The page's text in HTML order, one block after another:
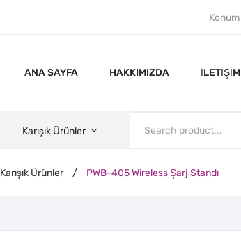
Konum
ANA SAYFA HAKKIMIZDA İLETIŞIM
Karışık Ürünler
Karışık Ürünler / PWB-405 Wireless Şarj Standı